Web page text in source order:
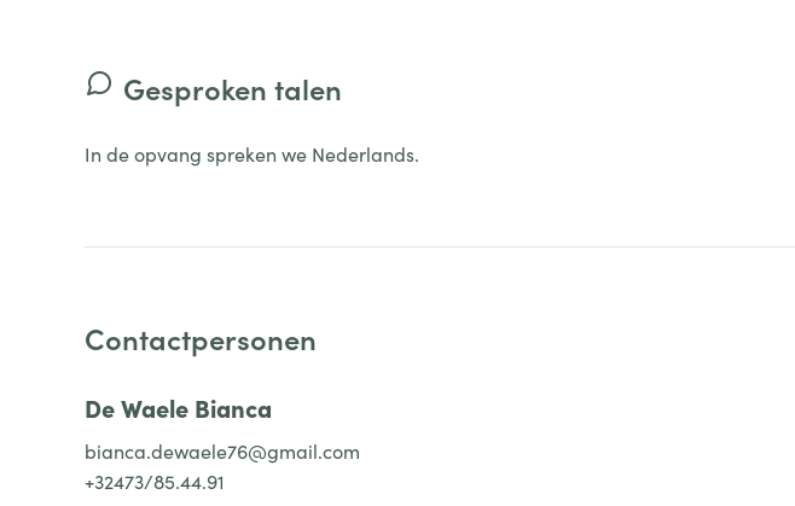
Gesproken talen
In de opvang spreken we Nederlands.
Contactpersonen
De Waele Bianca
bianca.dewaele76@gmail.com
+32473/85.44.91